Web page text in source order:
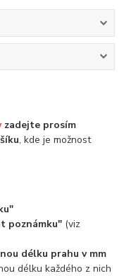
zadejte prosím
, kde je možnost
poznámku" (viz
délku prahu v mm
délku každého z nich